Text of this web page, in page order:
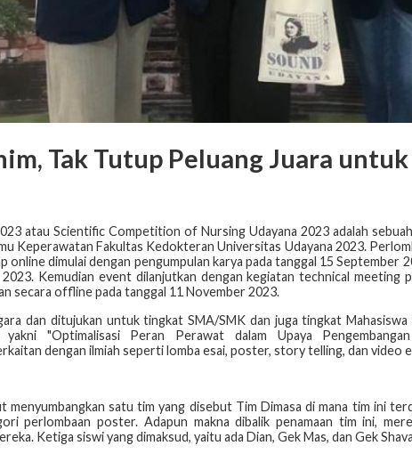
Tak Tutup Peluang Juara
atau Scientific Competition of Nursing Udayana 2023 adalah
Keperawatan Fakultas Kedokteran Universitas Udayana 2023.
online dimulai dengan pengumpulan karya pada tanggal 15 September
2023. Kemudian event dilanjutkan dengan kegiatan technical meeting
secara offline pada tanggal 11 November2023.
dan ditujukan untuk tingkat SMA/SMK dan juga tingkat
"Optimalisasi Peran Perawat dalam Upaya
dengan ilmiah seperti lomba esai, poster, story telling, dan video
satu tim yang disebut Tim Dimasa di mana tim ini
perlombaanposter. Adapun makna dibalik penamaan tim ini,
Ketiga siswi yang dimaksud, yaitu ada Dian, Gek Mas, dan Gek